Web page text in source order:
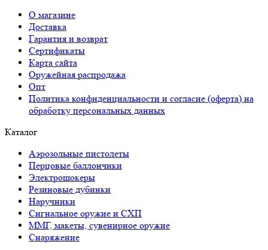
О магазине
Доставка
Гарантия и возврат
Сертификаты
Карта сайта
Оружейная распродажа
Опт
Политика конфиденциальности и согласие (оферта) на
обработку персональных данных
Каталог
Аэрозольные пистолеты
Перцовые баллончики
Электрошокеры
Резиновые дубинки
Наручники
Сигнальное оружие и СХП
ММГ, макеты, сувенирное оружие
Снаряжение